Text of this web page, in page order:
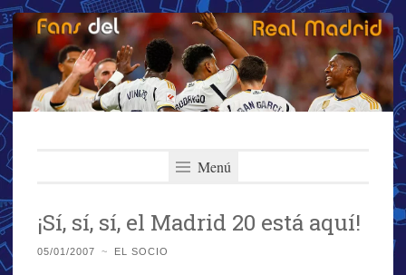
Menú
¡Sí, sí, sí, el Madrid 20 está aquí!
05/01/2007 ~ EL SOCIO